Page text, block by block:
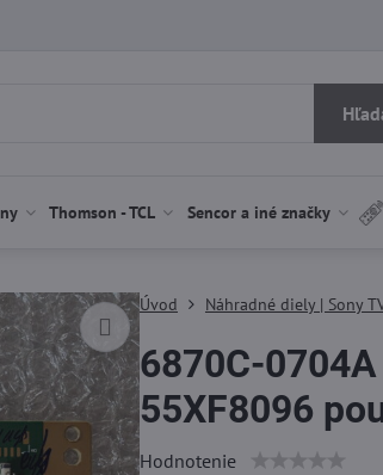
Thomson - TCL Sencor a iné značky
Úvod Náhradné diely | Sony
6870C-
55XF8096
Hodnotenie